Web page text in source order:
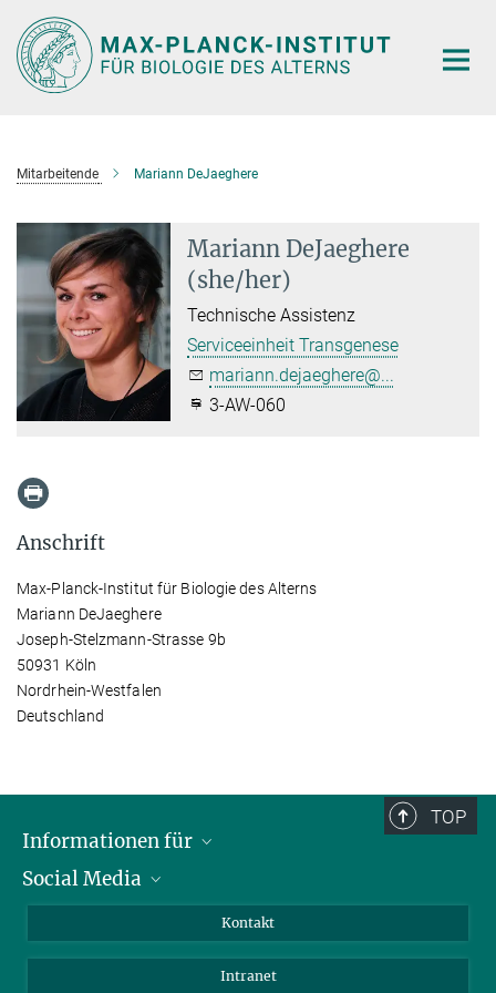
Hauptinhalt
Mitarbeitende Mariann DeJaeghere
Mariann DeJaeghere
(she/her)
Technische Assistenz
Serviceeinheit Transgenese
mariann.dejaeghere@...
3-AW-060
Anschrift
Max-Planck-Institut für Biologie des Alterns
Mariann DeJaeghere
Joseph-Stelzmann-Strasse 9b
50931 Köln
Nordrhein-Westfalen
Deutschland
TOP
Informationen für
Bewerbende
Social Media
Kontakt
Intranet